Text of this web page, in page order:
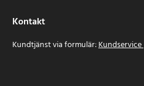
Kontakt
Kundtjänst via formulär:Kundservice